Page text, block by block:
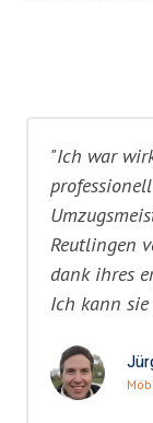
"Ich war
Reutlingen
dank ihres
Ich kann